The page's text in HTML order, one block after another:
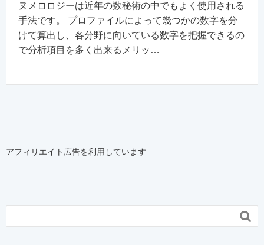
ヌメロロジーは近年の数秘術の中でもよく使用される
手法です。 プロファイルによって幾つかの数字を分
けて算出し、各分野に向いている数字を把握できるの
で分析項目を多く出来るメリッ…
アフィリエイト広告を利用しています
